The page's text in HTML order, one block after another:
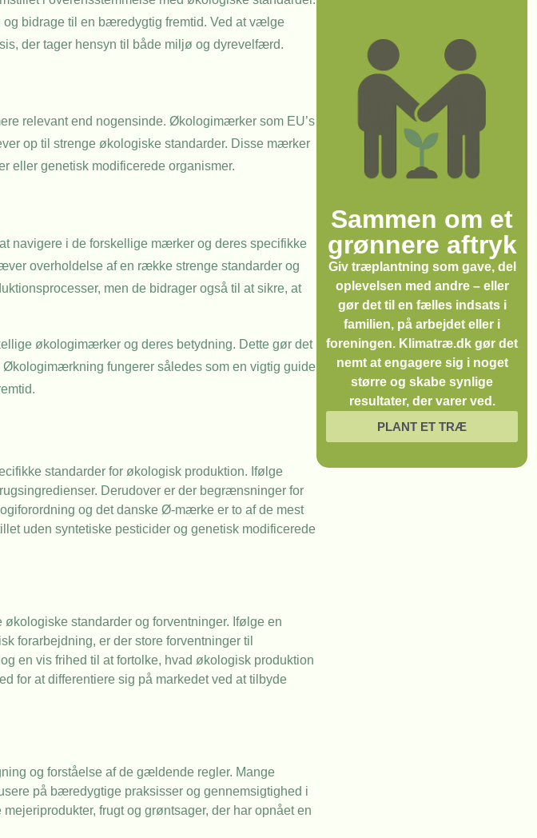
bidrage til en bæredygtig fremtid. Ved at vælge
der tager hensyn til både miljø og dyrevelfærd.
relevant end nogensinde. Økologimærker som EU’s
op til strenge økologiske standarder. Disse mærker
eller genetisk modificerede organismer.
navigere i de forskellige mærker og deres specifikke
overholdelse af en række strenge standarder og
men de bidrager også til at sikre, at
økologimærker og deres betydning. Dette gør det
fungerer således som en vigtig guide
standarder for økologisk produktion. Ifølge
Derudover er der begrænsninger for
og det danske Ø-mærke er to af de mest
uden syntetiske pesticider og genetisk modificerede
standarder og forventninger. Ifølge en
forarbejdning, er der store forventninger til
en vis frihed til at fortolke, hvad økologisk produktion
for at differentiere sig på markedet ved at tilbyde
og forståelse af de gældende regler. Mange
på bæredygtige praksisser og gennemsigtighed i
frugt og grøntsager, der har opnået en
Sammen om et
grønnere aftryk
Giv træplantning som gave, del
oplevelsen med andre – eller
gør det til en fælles indsats i
familien, på arbejdet eller i
foreningen. Klimatræ.dk gør det
nemt at engagere sig i noget
større og skabe synlige
resultater, der varer ved.
PLANT ET TRÆ